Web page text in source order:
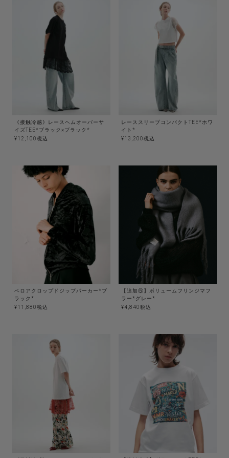
《接触冷感》レースヘムオーバーサ
イズTEE*ブラック×ブラック*
¥12,100税込
レーススリーブコンパクトTEE*ホワ
イト*
¥13,200税込
ベロアクロップドジップパーカー*ブ
ラック*
¥11,880税込
【追加⑤】ボリュームフリンジマフ
ラー*グレー*
¥4,840税込